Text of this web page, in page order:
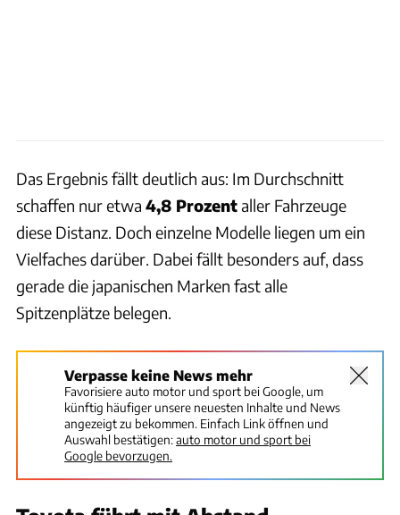
Das Ergebnis fällt deutlich aus: Im Durchschnitt
schaffen nur etwa 4,8 Prozentaller Fahrzeuge
diese Distanz. Doch einzelne Modelle liegen um ein
Vielfaches darüber. Dabei fällt besonders auf, dass
gerade die japanischen Marken fast alle
Spitzenplätze belegen.
Verpasse keine News mehr
Favorisiere auto motor und sport bei Google, um
künftig häufiger unsere neuesten Inhalte und News
angezeigt zu bekommen. Einfach Link öffnen und
Auswahl bestätigen:auto motor und sport bei
Google bevorzugen.